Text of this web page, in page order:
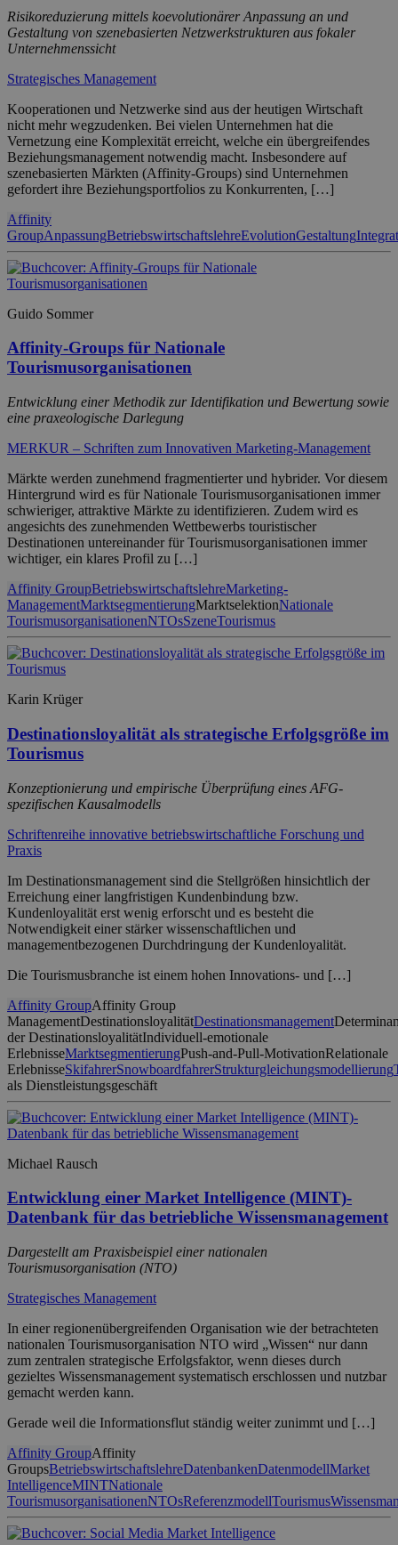
Risikoreduzierung mittels koevolutionärer Anpassung an und
Gestaltung von szenebasierten Netzwerkstrukturen aus fokaler
Unternehmenssicht
Strategisches Management
Kooperationen und Netzwerke sind aus der heutigen Wirtschaft
nicht mehr wegzudenken. Bei vielen Unternehmen hat die
Vernetzung eine Komplexität erreicht, welche ein übergreifendes
Beziehungsmanagement notwendig macht. Insbesondere auf
szenebasierten Märkten (Affinity-Groups) sind Unternehmen
gefordert ihre Beziehungsportfolios zu Konkurrenten, […]
Affinity
GroupAnpassungBetriebswirtschaftslehreEvolutionGestaltung
Guido Sommer
Affinity-Groups für Nationale
Tourismusorganisationen
Entwicklung einer Methodik zur Identifikation und Bewertung sowie
eine praxeologische Darlegung
MERKUR – Schriften zum Innovativen Marketing-Management
Märkte werden zunehmend fragmentierter und hybrider. Vor diesem
Hintergrund wird es für Nationale Tourismusorganisationen immer
schwieriger, attraktive Märkte zu identifizieren. Zudem wird es
angesichts des zunehmenden Wettbewerbs touristischer
Destinationen untereinander für Tourismusorganisationen immer
wichtiger, ein klares Profil zu […]
Affinity GroupBetriebswirtschaftslehreMarketing-
ManagementMarktsegmentierungMarktselektionNationale
TourismusorganisationenNTOsSzeneTourismus
Karin Krüger
Destinationsloyalität als strategische Erfolgsgröße im
Tourismus
Konzeptionierung und empirische Überprüfung eines AFG-
spezifischen Kausalmodells
Schriftenreihe innovative betriebswirtschaftliche Forschung und
Praxis
Im Destinationsmanagement sind die Stellgrößen hinsichtlich der
Erreichung einer langfristigen Kundenbindung bzw.
Kundenloyalität erst wenig erforscht und es besteht die
Notwendigkeit einer stärker wissenschaftlichen und
managementbezogenen Durchdringung der Kundenloyalität.
Die Tourismusbranche ist einem hohen Innovations- und […]
Affinity GroupAffinity Group
ManagementDestinationsloyalitätDestinationsmanagement
der DestinationsloyalitätIndividuell-emotionale
ErlebnisseMarktsegmentierungPush-and-Pull-MotivationRelationale
ErlebnisseSkifahrerSnowboardfahrerStrukturgleichungsmodellierung
als Dienstleistungsgeschäft
Michael Rausch
Entwicklung einer Market Intelligence (MINT)-
Datenbank für das betriebliche Wissensmanagement
Dargestellt am Praxisbeispiel einer nationalen
Tourismusorganisation (NTO)
Strategisches Management
In einer regionenübergreifenden Organisation wie der betrachteten
nationalen Tourismusorganisation NTO wird „Wissen“ nur dann
zum zentralen strategische Erfolgsfaktor, wenn dieses durch
gezieltes Wissensmanagement systematisch erschlossen und nutzbar
gemacht werden kann.
Gerade weil die Informationsflut ständig weiter zunimmt und […]
Affinity GroupAffinity
GroupsBetriebswirtschaftslehreDatenbankenDatenmodellMarket
IntelligenceMINTNationale
TourismusorganisationenNTOsReferenzmodellTourismus